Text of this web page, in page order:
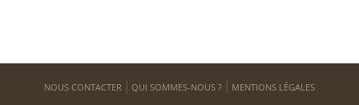
NOUS CONTACTER QUI SOMMES-NOUS ? MENTIONS LÉGALES